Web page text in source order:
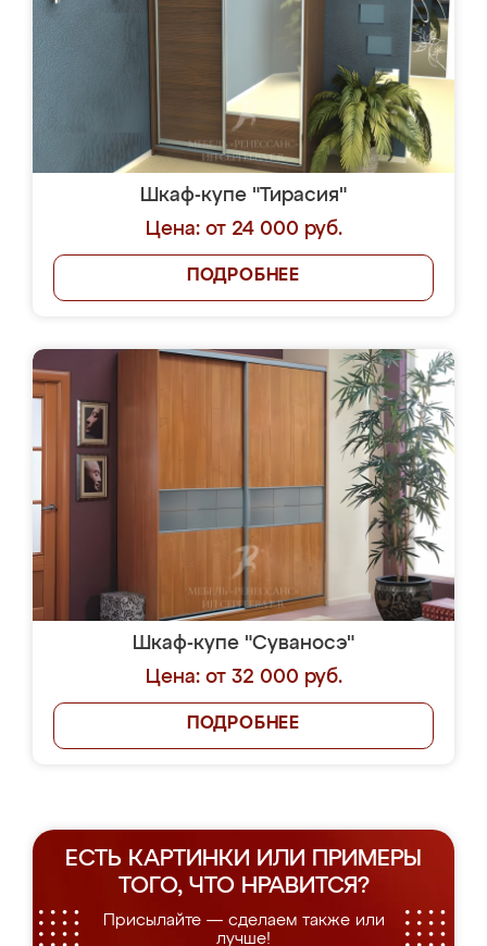
Шкаф-купе "Тирасия"
Цена: от 24 000 руб.
ПОДРОБНЕЕ
Шкаф-купе "Суваносэ"
Цена: от 32 000 руб.
ПОДРОБНЕЕ
ЕСТЬ КАРТИНКИ ИЛИ ПРИМЕРЫ
ТОГО, ЧТО НРАВИТСЯ?
Присылайте — сделаем также или
лучше!